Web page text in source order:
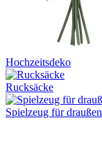
Hochzeitsdeko
Rucksäcke
Spielzeug für draußen